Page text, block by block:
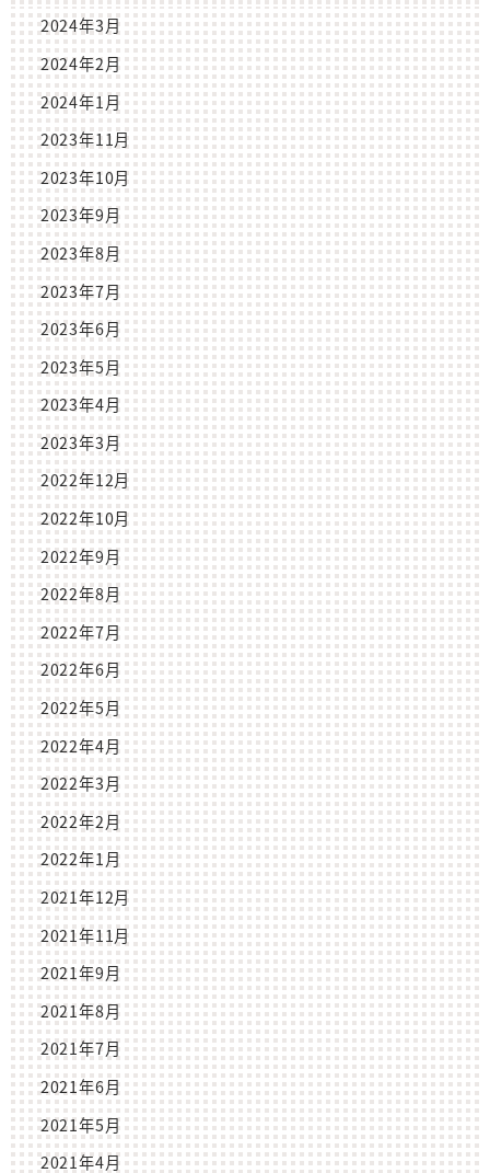
2024年3月
2024年2月
2024年1月
2023年11月
2023年10月
2023年9月
2023年8月
2023年7月
2023年6月
2023年5月
2023年4月
2023年3月
2022年12月
2022年10月
2022年9月
2022年8月
2022年7月
2022年6月
2022年5月
2022年4月
2022年3月
2022年2月
2022年1月
2021年12月
2021年11月
2021年9月
2021年8月
2021年7月
2021年6月
2021年5月
2021年4月